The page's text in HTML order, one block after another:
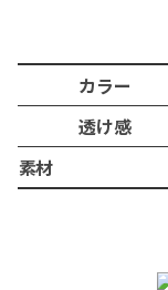
カラー
透け感
素